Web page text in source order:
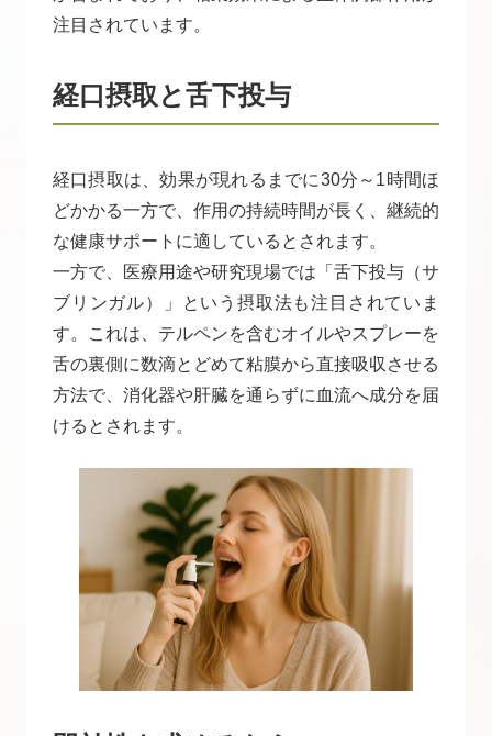
注目されています。
経口摂取と舌下投与
経口摂取は、効果が現れるまでに30分～1時間ほ
どかかる一方で、作用の持続時間が長く、継続的
な健康サポートに適しているとされます。
一方で、医療用途や研究現場では「舌下投与（サ
ブリンガル）」という摂取法も注目されていま
す。これは、テルペンを含むオイルやスプレーを
舌の裏側に数滴とどめて粘膜から直接吸収させる
方法で、消化器や肝臓を通らずに血流へ成分を届
けるとされます。